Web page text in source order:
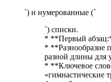
`) и нумерованные (`
`) списки.
* **Первый
* **Разнообразие
разной длины для
* **Ключевое
«гимнастические